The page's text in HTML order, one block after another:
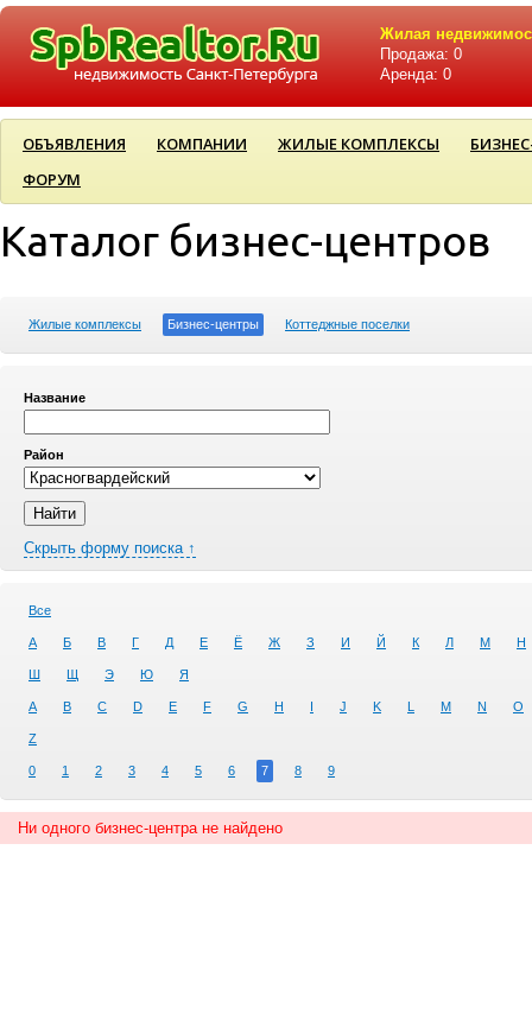
Жилая
Продажа: 0
Аренда: 0
ОБЪЯВЛЕНИЯ КОМПАНИИ ЖИЛЫЕ КОМПЛЕКСЫ
ФОРУМ
Каталог бизнес-центров
Жилые комплексы Бизнес-центры Коттеджные поселки
Название
Район
Скрыть форму поиска ↑
Все
А Б В Г Д Е Ё Ж З И Й К Л М Н
Ш Щ Э Ю Я
A B C D E F G H I J K L M N O
Z
0 1 2 3 4 5 6 7 8 9
Ни одного бизнес-центра не найдено